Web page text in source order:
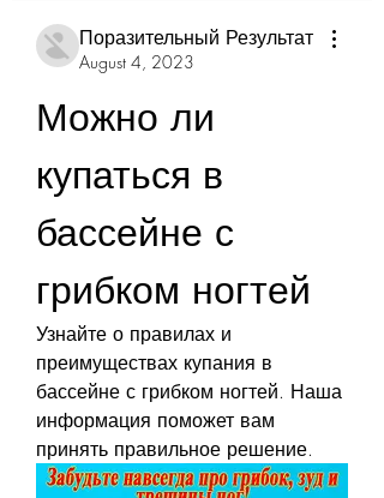
Поразительный Результат
August 4, 2023
Можно ли
купаться в
бассейне с
грибком ногтей
Узнайте о правилах и
преимуществах купания в
бассейне с грибком ногтей. Наша
информация поможет вам
принять правильное решение.